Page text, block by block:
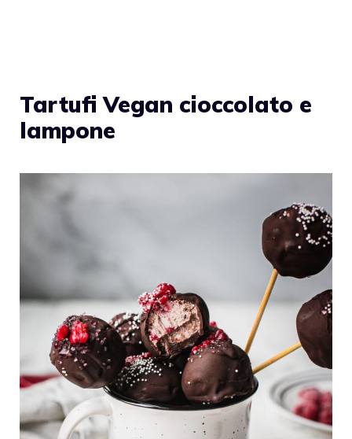
Tartufi Vegan cioccolato e
lampone